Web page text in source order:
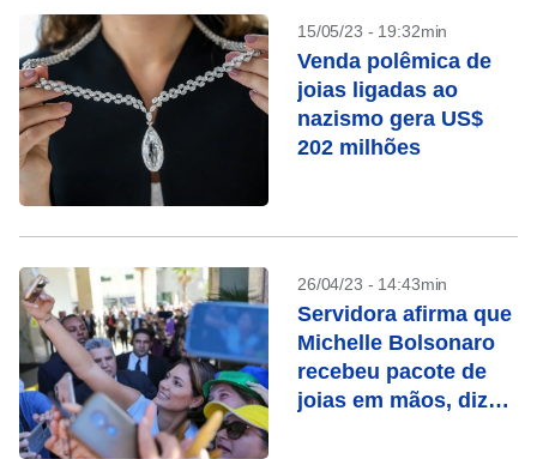
15/05/23 - 19:32min
Venda polêmica de
joias ligadas ao
nazismo gera US$
202 milhões
26/04/23 - 14:43min
Servidora afirma que
Michelle Bolsonaro
recebeu pacote de
joias em mãos, diz